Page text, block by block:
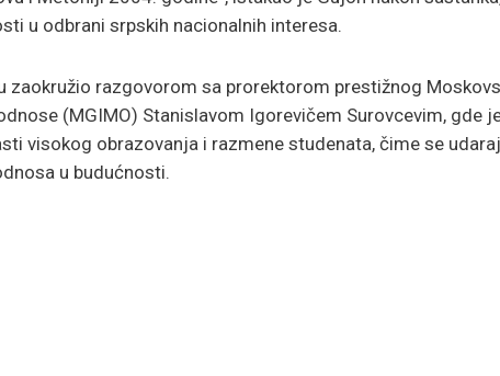
u odbrani srpskih nacionalnih interesa.
zaokružio razgovorom sa prorektorom prestižnog
(MGIMO) Stanislavom Igorevičem Surovcevim, gde
visokog obrazovanja i razmene studenata, čime se
u budućnosti.